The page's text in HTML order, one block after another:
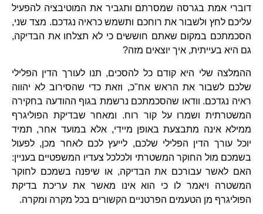
דוברי אמת בגרסה שמסרתם ותגביר את המוטיבציה להפעיל
עליכם לחץ ולשבור את רוחכם ותשמש כראיה נגדכם. מצד שני,
הסכמתכם במקום שאתם חוששים כי לא תצלחו את הבדיקה,
גם היא בעייתית, איך יוצאים מזה?
ההמלצה שלי היא קודם כל להסכים, תנו לעורך הדין הפלילי
שלכם לשבור את הראש אח"כ, וזאת כדי שהסירוב לא יהווה
ראיה נגדכם. וודאו שהסכמתכם נרשמת בגוף ההודעה בחקירה
המשטרתית ושמרו על קור רוח. ומאחר שבדיקת הפוליגרף
ממילא אינה מתבצעת באופן מיידי, אלא במועד אחר, תמיד
יוכל עורך הדין הפלילי שלכם, לייעץ לכם לאחר מכן, לפעול
בשמכם מול החוקר המשטרתי ולכלכל צעדיו המשפטיים בעניין:
האם לאשר עבורכם את הבדיקה, או שיפנה בשמכם לחוקר
המשטרה ויאמר לו כי הוא אינו מאשר את עריכת בדיקת
הפוליגרף מן הטעמים הפרטניים הקשורים בכל מקרה ומקרה.